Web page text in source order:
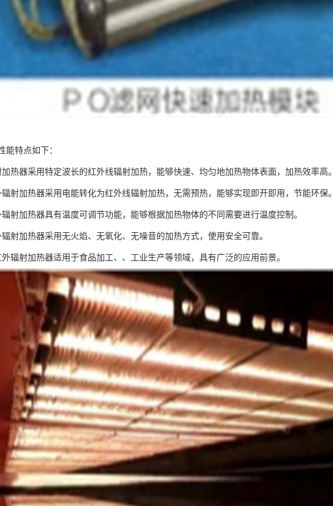
能特点如下：
热器采用特定波长的红外线辐射加热，能够快速、均匀地加热物体表面，加热效率高。
射加热器采用电能转化为红外线辐射加热，无需预热，能够实现即开即用，节能环保。
射加热器具有温度可调节功能，能够根据加热物体的不同需要进行温度控制。
射加热器采用无火焰、无氧化、无噪音的加热方式，使用安全可靠。
辐射加热器适用于食品加工、、工业生产等领域，具有广泛的应用前景。